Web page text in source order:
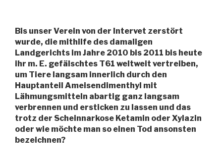
Bis unser Verein von der Intervet zerstört
wurde, die mithilfe des damaligen
Landgerichts im Jahre 2010 bis 2011 bis heute
ihr m. E. gefälschtes T61 weltweit vertreiben,
um Tiere langsam innerlich durch den
Hauptanteil Ameisendimenthyl mit
Lähmungsmitteln abartig ganz langsam
verbrennen und ersticken zu lassen und das
trotz der Scheinnarkose Ketamin oder Xylazin
oder wie möchte man so einen Tod ansonsten
bezeichnen?